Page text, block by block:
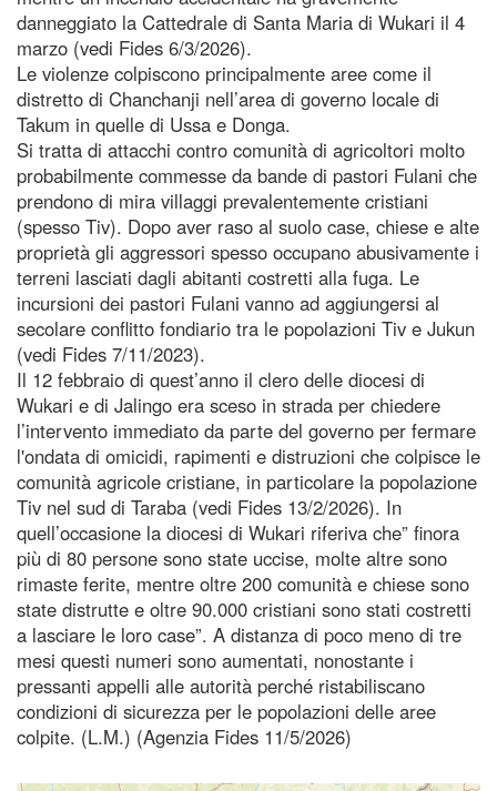
danneggiato la Cattedrale di Santa Maria di Wukari il 4
marzo (vedi Fides 6/3/2026).
Le violenze colpiscono principalmente aree come il
distretto di Chanchanji nell’area di governo locale di
Takum in quelle di Ussa e Donga.
Si tratta di attacchi contro comunità di agricoltori molto
probabilmente commesse da bande di pastori Fulani che
prendono di mira villaggi prevalentemente cristiani
(spesso Tiv). Dopo aver raso al suolo case, chiese e alte
proprietà gli aggressori spesso occupano abusivamente i
terreni lasciati dagli abitanti costretti alla fuga. Le
incursioni dei pastori Fulani vanno ad aggiungersi al
secolare conflitto fondiario tra le popolazioni Tiv e Jukun
(vedi Fides 7/11/2023).
Il 12 febbraio di quest’anno il clero delle diocesi di
Wukari e di Jalingo era sceso in strada per chiedere
l’intervento immediato da parte del governo per fermare
l'ondata di omicidi, rapimenti e distruzioni che colpisce le
comunità agricole cristiane, in particolare la popolazione
Tiv nel sud di Taraba (vedi Fides 13/2/2026). In
quell’occasione la diocesi di Wukari riferiva che” finora
più di 80 persone sono state uccise, molte altre sono
rimaste ferite, mentre oltre 200 comunità e chiese sono
state distrutte e oltre 90.000 cristiani sono stati costretti
a lasciare le loro case”. A distanza di poco meno di tre
mesi questi numeri sono aumentati, nonostante i
pressanti appelli alle autorità perché ristabiliscano
condizioni di sicurezza per le popolazioni delle aree
colpite. (L.M.) (Agenzia Fides 11/5/2026)